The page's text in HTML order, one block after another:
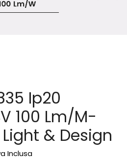
Ip20
100 Lm/M-
& Design
Inclusa